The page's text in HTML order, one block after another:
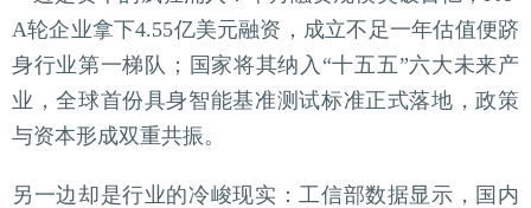
A轮企业拿下4.55亿美元融资，成立不足一年估值便跻
身行业第一梯队；国家将其纳入“十五五”六大未来产
业，全球首份具身智能基准测试标准正式落地，政策
与资本形成双重共振。
另一边却是行业的冷峻现实：工信部数据显示，国内